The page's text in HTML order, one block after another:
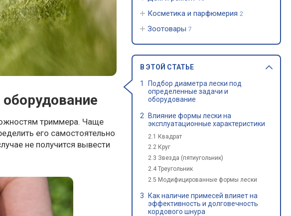
триммера. Чаще
его самостоятельно
не получится вывести
Косметика и парфюмерия 2
Зоотовары 7
В ЭТОЙ СТАТЬЕ
Подбор диаметра лески под
определенные задачи и
оборудование
Влияние формы лески на
эксплуатационные характеристики
2.1 Квадрат
2.2 Круг
2.3 Звезда (пятиугольник)
2.4 Треугольник
2.5 Модифицированные формы лески
Как наличие примесей влияет на
эффективность и долговечность
кордового шнура